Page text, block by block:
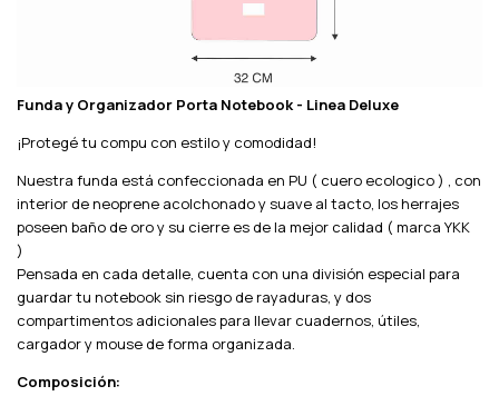
Funda y Organizador Porta Notebook - Linea Deluxe
¡Protegé tu compu con estilo y comodidad!
Nuestra funda está confeccionada en PU ( cuero ecologico ) , con
interior de neoprene acolchonado y suave al tacto, los herrajes
poseen baño de oro y su cierre es de la mejor calidad ( marca YKK
)
Pensada en cada detalle, cuenta con una división especial para
guardar tu notebook sin riesgo de rayaduras, y dos
compartimentos adicionales para llevar cuadernos, útiles,
cargador y mouse de forma organizada.
Composición: